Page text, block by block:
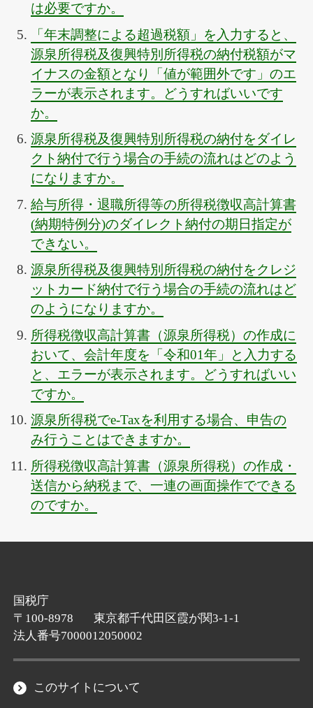
は必要ですか。
「年末調整による超過税額」を入力すると、
源泉所得税及復興特別所得税の納付税額がマ
イナスの金額となり「値が範囲外です」のエ
ラーが表示されます。どうすればいいです
か。
源泉所得税及復興特別所得税の納付をダイレ
クト納付で行う場合の手続の流れはどのよう
になりますか。
給与所得・退職所得等の所得税徴収高計算書
(納期特例分)のダイレクト納付の期日指定が
できない。
源泉所得税及復興特別所得税の納付をクレジ
ットカード納付で行う場合の手続の流れはど
のようになりますか。
所得税徴収高計算書（源泉所得税）の作成に
おいて、会計年度を「令和01年」と入力する
と、エラーが表示されます。どうすればいい
ですか。
源泉所得税でe-Taxを利用する場合、申告の
み行うことはできますか。
所得税徴収高計算書（源泉所得税）の作成・
送信から納税まで、一連の画面操作でできる
のですか。
国税庁
〒100-8978
東京都千代田区霞が関3-1-1
法人番号7000012050002
このサイトについて